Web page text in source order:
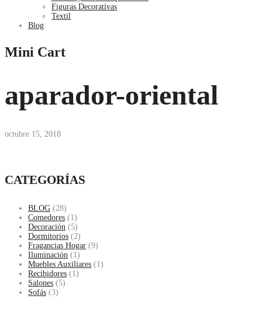
Figuras Decorativas
Textil
Blog
Mini Cart
aparador-oriental
octubre 15, 2018
CATEGORÍAS
BLOG (28)
Comedores (1)
Decoración (5)
Dormitorios (2)
Fragancias Hogar (9)
Iluminación (1)
Muebles Auxiliares (1)
Recibidores (1)
Salones (5)
Sofás (3)